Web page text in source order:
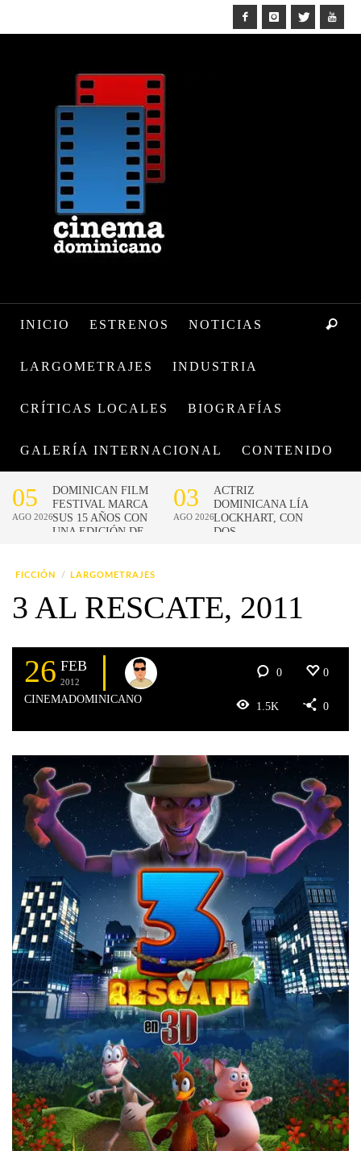
INICIO ESTRENOS NOTICIAS
LARGOMETRAJES INDUSTRIA
CRÍTICAS LOCALES BIOGRAFÍAS
GALERÍA INTERNACIONAL CONTENIDO
FICCIÓN LARGOMETRAJES
3 AL RESCATE, 2011
26 FEB
2012
CINEMADOMINICANO
0 0
1.5K 0